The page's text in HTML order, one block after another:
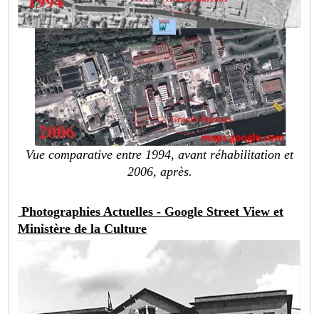
Vue comparative entre 1994, avant réhabilitation et
2006, après.
Photographies Actuelles - Google Street View et
Ministère de la Culture